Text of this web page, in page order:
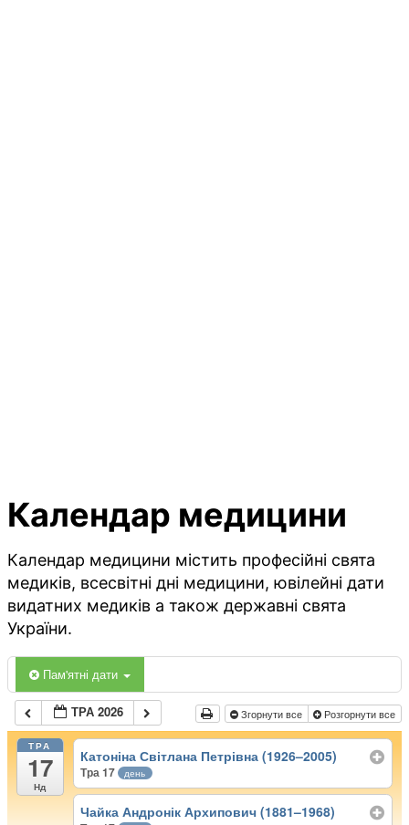
Календар медицини
Календар медицини містить професійні свята
медиків, всесвітні дні медицини, ювілейні дати
видатних медиків а також державні свята
України.
Пам'ятні дати
ТРА 2026 Згорнути все Розгорнути все
ТРА
17
Нд
Катоніна Світлана Петрівна (1926–2005)
Тра 17 день
Чайка Андронік Архипович (1881–1968)